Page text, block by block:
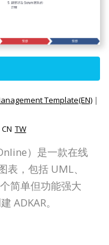
Template(EN) |
CN TW
）是一款在线
表，包括 UML、
简单但功能强大
ADKAR。